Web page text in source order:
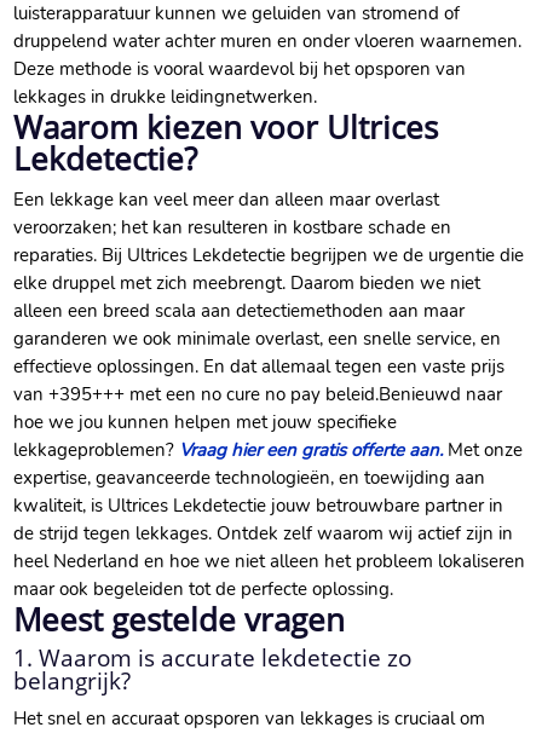
luisterapparatuur kunnen we geluiden van stromend of
druppelend water achter muren en onder vloeren waarnemen.​
Deze methode is vooral waardevol bij het opsporen van
lekkages in drukke leidingnetwerken.​
Waarom kiezen voor Ultrices
Lekdetectie?
Een lekkage kan veel meer dan alleen maar overlast
veroorzaken; het kan resulteren in kostbare schade en
reparaties.​ Bij Ultrices Lekdetectie begrijpen we de urgentie die
elke druppel met zich meebrengt.​ Daarom bieden we niet
alleen een breed scala aan detectiemethoden aan maar
garanderen we ook minimale overlast, een snelle service, en
effectieve oplossingen.​ En dat allemaal tegen een vaste prijs
van +395+++ met een no cure no pay beleid.​ Benieuwd naar
hoe we jou kunnen helpen met jouw specifieke
lekkageproblemen? Vraag hier een gratis offerte aan.​Met onze
expertise, geavanceerde technologieën, en toewijding aan
kwaliteit, is Ultrices Lekdetectie jouw betrouwbare partner in
de strijd tegen lekkages.​ Ontdek zelf waarom wij actief zijn in
heel Nederland en hoe we niet alleen het probleem lokaliseren
maar ook begeleiden tot de perfecte oplossing.​
Meest gestelde vragen
1.​ Waarom is accurate lekdetectie zo
belangrijk?
Het snel en accuraat opsporen van lekkages is cruciaal om